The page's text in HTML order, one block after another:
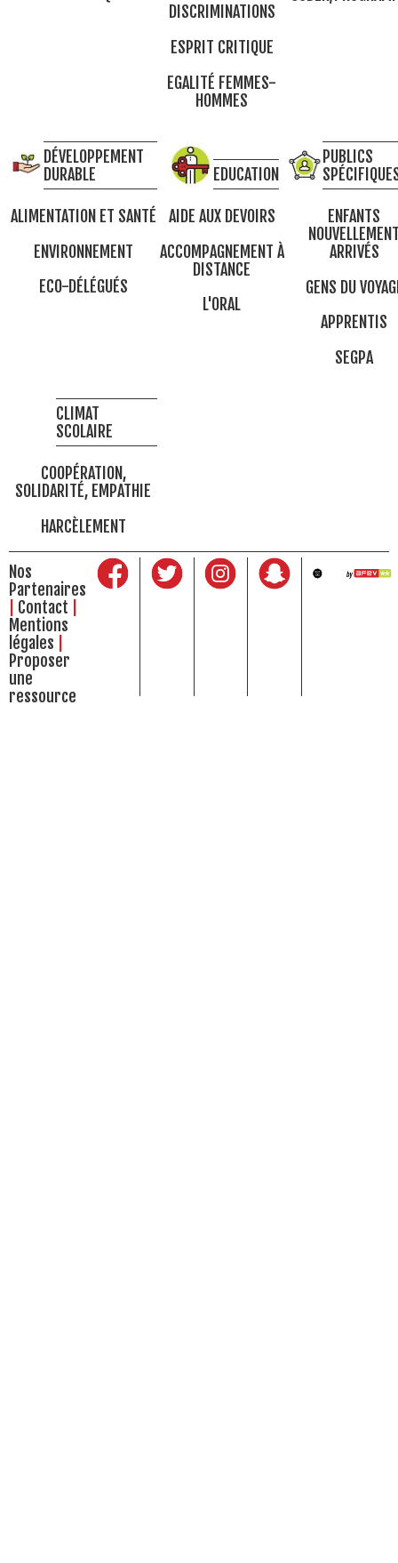
DISCRIMINATIONS
ESPRIT CRITIQUE
EGALITÉ FEMMES-
HOMMES
DÉVELOPPEMENT
DURABLE
ALIMENTATION ET SANTÉ
ENVIRONNEMENT
ECO-DÉLÉGUÉS
EDUCATION
AIDE AUX DEVOIRS
ACCOMPAGNEMENT À
DISTANCE
L'ORAL
PUBLICS
ENFANTS
ARRIVÉS
GENS DU
APPRENTIS
SEGPA
CLIMAT
SCOLAIRE
COOPÉRATION,
SOLIDARITÉ, EMPATHIE
HARCÈLEMENT
Nos
Partenaires
Contact
Mentions
légales
Proposer
une
ressource